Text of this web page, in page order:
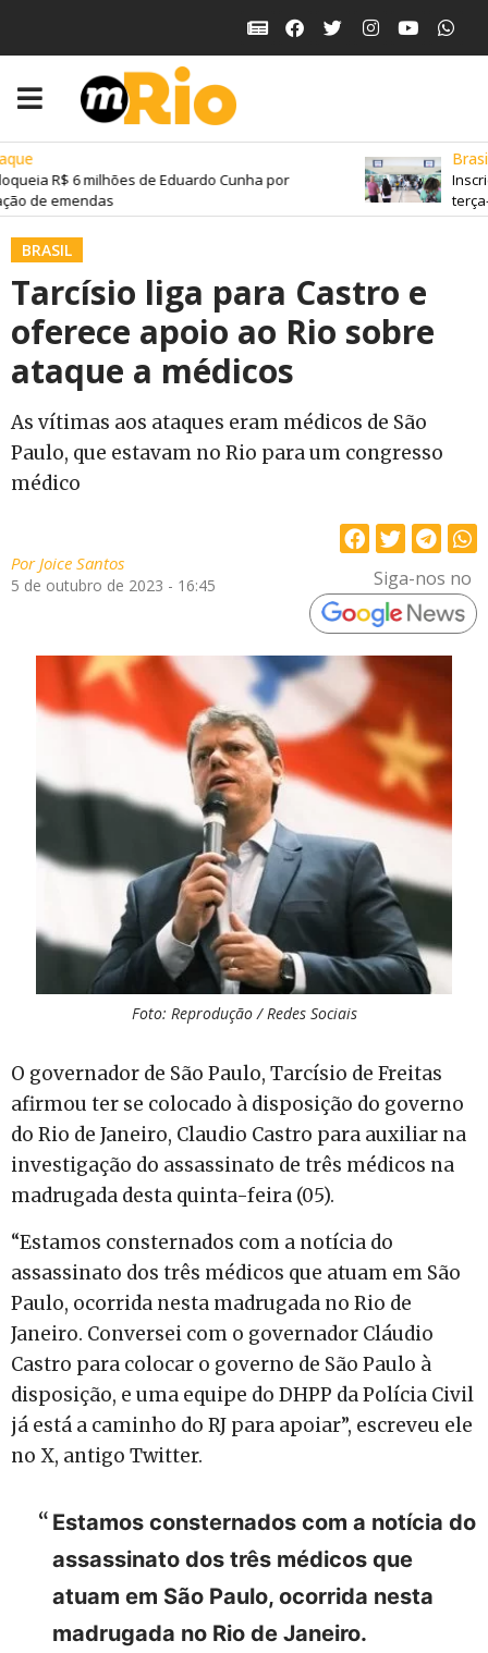
R$ 6 milhões de Eduardo Cunha por
de emendas
Brasil
terça-
BRASIL
Tarcísio liga para Castro e
oferece apoio ao Rio sobre
ataque a médicos
As vítimas aos ataques eram médicos de São
Paulo, que estavam no Rio para um congresso
médico
PorJoice Santos
5 de outubro de 2023 - 16:45 Siga-nos no
Foto: Reprodução / Redes Sociais
O governador de São Paulo, Tarcísio de Freitas
afirmou ter se colocado à disposição do governo
do Rio de Janeiro, Claudio Castro para auxiliar na
investigação do assassinato de três médicos na
madrugada desta quinta-feira (05).
“Estamos consternados com a notícia do
assassinato dos três médicos que atuam em São
Paulo, ocorrida nesta madrugada no Rio de
Janeiro. Conversei com o governador Cláudio
Castro para colocar o governo de São Paulo à
disposição, e uma equipe do DHPP da Polícia Civil
já está a caminho do RJ para apoiar”, escreveu ele
no X, antigo Twitter.
Estamos consternados com a notícia do
assassinato dos três médicos que
atuam em São Paulo, ocorrida nesta
madrugada no Rio de Janeiro.